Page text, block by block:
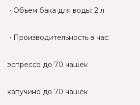
• Объем бака для воды: 2 л
• Производительность в час:
эспрессо до 70 чашек
капучино до 70 чашек